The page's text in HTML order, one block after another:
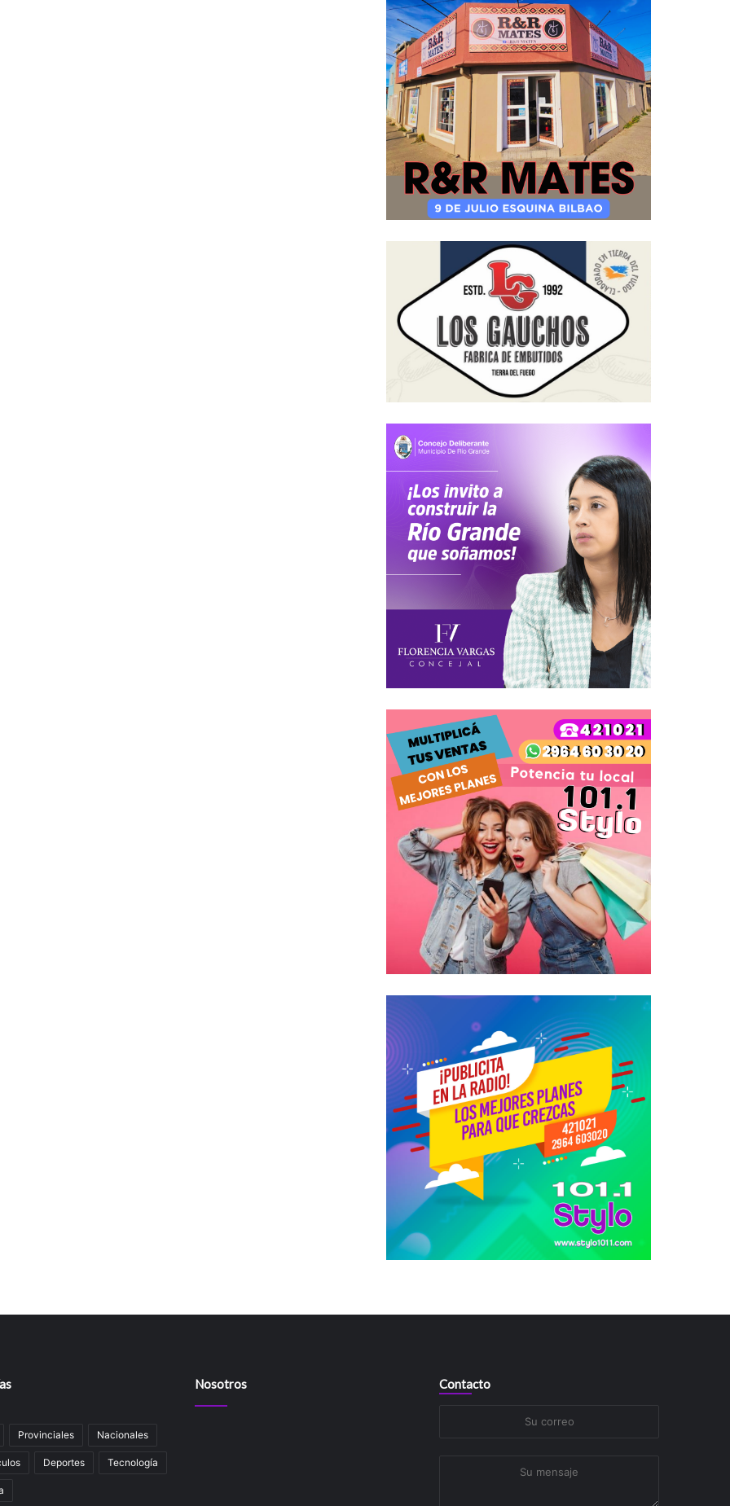
Provinciales Nacionales
Deportes Tecnología
Nosotros Contacto